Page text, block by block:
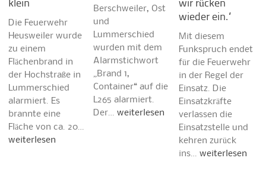
klein
Die Feuerwehr
Heusweiler wurde
zu einem
Flächenbrand in
der Hochstraße in
Lummerschied
alarmiert. Es
brannte eine
Fläche von ca. 20…
weiterlesen
Berschweiler, Ost
und
Lummerschied
wurden mit dem
Alarmstichwort
„Brand 1,
Container“ auf die
L265 alarmiert.
Der…weiterlesen
wir rücken
wieder ein.“
Mit diesem
Funkspruch endet
für die Feuerwehr
in der Regel der
Einsatz. Die
Einsatzkräfte
verlassen die
Einsatzstelle und
kehren zurück
ins… weiterlesen